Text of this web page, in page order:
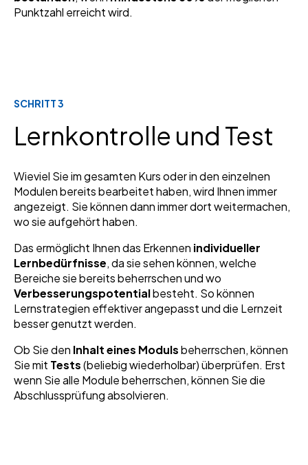
Punktzahl erreicht wird.
SCHRITT 3
Lernkontrolle und Test
Wieviel Sie im gesamten Kurs oder in den einzelnen
Modulen bereits bearbeitet haben, wird Ihnen immer
angezeigt. Sie können dann immer dort weitermachen,
wo sie aufgehört haben.
Das ermöglicht Ihnen das Erkennen individueller
Lernbedürfnisse, da sie sehen können, welche
Bereiche sie bereits beherrschen und wo
Verbesserungspotentialbesteht. So können
Lernstrategien effektiver angepasst und die Lernzeit
besser genutzt werden.
Ob Sie den Inhalt eines Modulsbeherrschen, können
Sie mit Tests(beliebig wiederholbar) überprüfen. Erst
wenn Sie alle Module beherrschen, können Sie die
Abschlussprüfung absolvieren.